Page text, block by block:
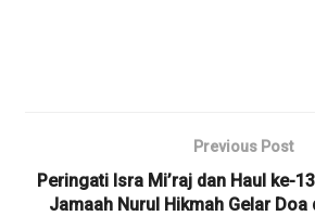
Previous Post
Peringati Isra Mi’raj dan Haul ke-
Jamaah Nurul Hikmah Gelar Doa